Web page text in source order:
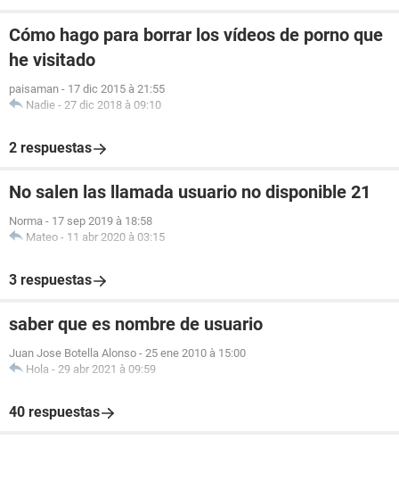
Cómo hago para borrar los vídeos de porno que
he visitado
paisaman - 17 dic 2015 à 21:55
Nadie - 27 dic 2018 à 09:10
2 respuestas
No salen las llamada usuario no disponible 21
Norma - 17 sep 2019 à 18:58
Mateo - 11 abr 2020 à 03:15
3 respuestas
saber que es nombre de usuario
Juan Jose Botella Alonso - 25 ene 2010 à 15:00
Hola - 29 abr 2021 à 09:59
40 respuestas